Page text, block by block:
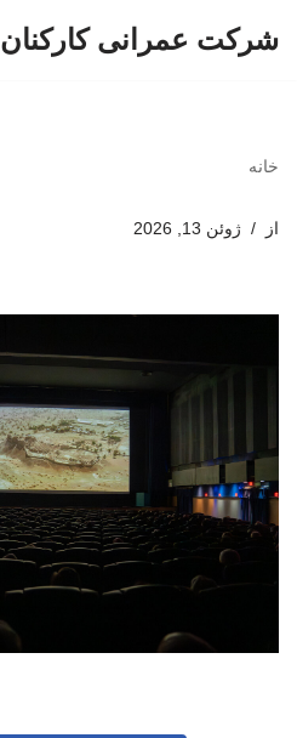
شرکت عمرانی کارکنان
خانه
از ژوئن 13, 2026